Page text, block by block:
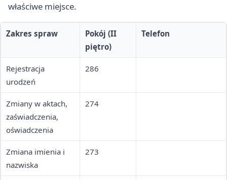
właściwe miejsce.
Zakres spraw
Pokój (II
piętro)
Telefon
Rejestracja
urodzeń
286
Zmiany w aktach,
zaświadczenia,
oświadczenia
274
Zmiana imienia i
nazwiska
273